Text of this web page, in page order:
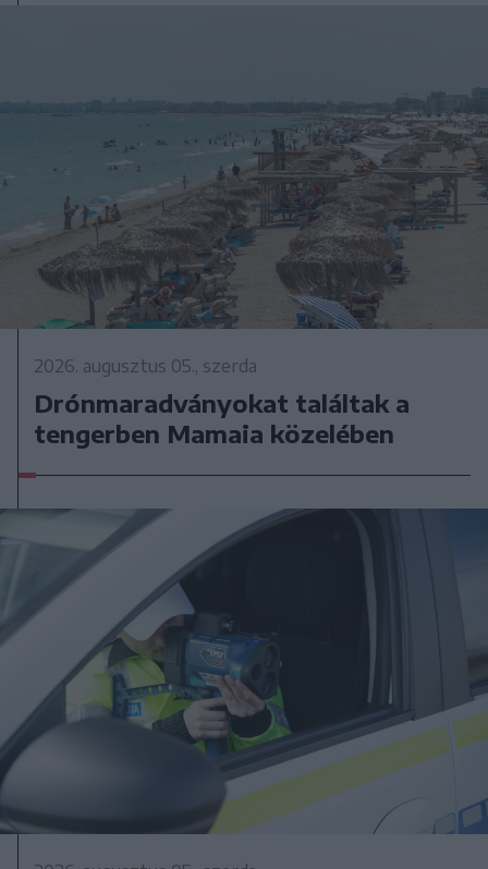
2026. augusztus 05., szerda
Drónmaradványokat találtak a
tengerben Mamaia közelében